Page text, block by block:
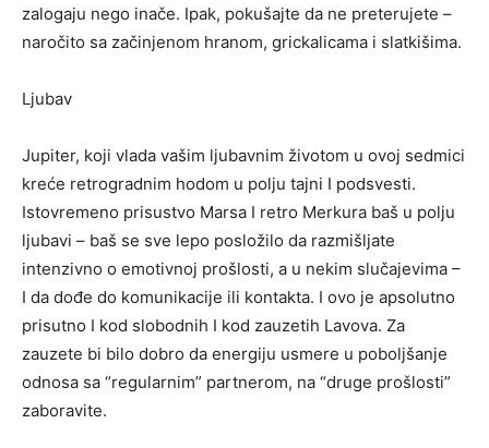
zalogaju nego inače. Ipak, pokušajte da ne preterujete –
naročito sa začinjenom hranom, grickalicama i slatkišima.
Ljubav
Jupiter, koji vlada vašim ljubavnim životom u ovoj sedmici
kreće retrogradnim hodom u polju tajni I podsvesti.
Istovremeno prisustvo Marsa I retro Merkura baš u polju
ljubavi – baš se sve lepo posložilo da razmišljate
intenzivno o emotivnoj prošlosti, a u nekim slučajevima –
I da dođe do komunikacije ili kontakta. I ovo je apsolutno
prisutno I kod slobodnih I kod zauzetih Lavova. Za
zauzete bi bilo dobro da energiju usmere u poboljšanje
odnosa sa “regularnim” partnerom, na “druge prošlosti”
zaboravite.